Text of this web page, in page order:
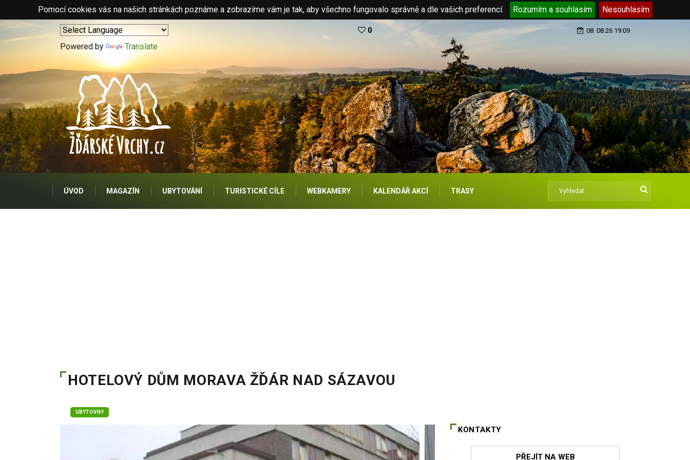
Pomocí cookies vás na našich stránkách poznáme a zobrazíme vám je tak, aby všechno fungovalo správně a dle vašich preferencí. Rozumím a souhlasím Nesouhlasím
Powered by Translate
0 08. 08.26 19:09
ÚVOD MAGAZÍN UBYTOVÁNÍ TURISTICKÉ CÍLE WEBKAMERY KALENDÁŘ AKCÍ TRASY
HOTELOVÝ DŮM MORAVA ŽĎÁR NAD SÁZAVOU
UBYTOVNY
KONTAKTY
PŘEJÍT NA WEB